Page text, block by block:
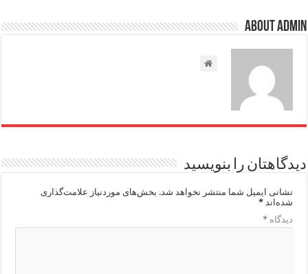
About admin
دیدگاهتان را بنویسید
نشانی ایمیل شما منتشر نخواهد شد. بخش‌های موردنیاز علامت‌گذاری
شده‌اند*
دیدگاه*